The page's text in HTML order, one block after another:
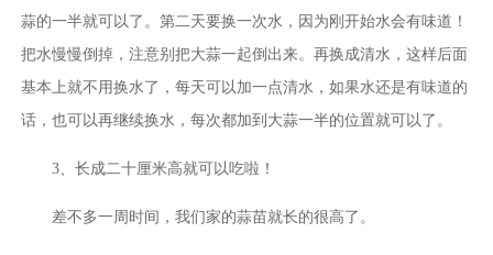
蒜的一半就可以了。第二天要换一次水，因为刚开始水会有味道！
把水慢慢倒掉，注意别把大蒜一起倒出来。再换成清水，这样后面
基本上就不用换水了，每天可以加一点清水，如果水还是有味道的
话，也可以再继续换水，每次都加到大蒜一半的位置就可以了。
3、长成二十厘米高就可以吃啦！
差不多一周时间，我们家的蒜苗就长的很高了。